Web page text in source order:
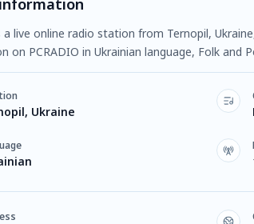
a live online radio station from Ternopil,
on PCRADIO in Ukrainian language, Folk and
Ukraine